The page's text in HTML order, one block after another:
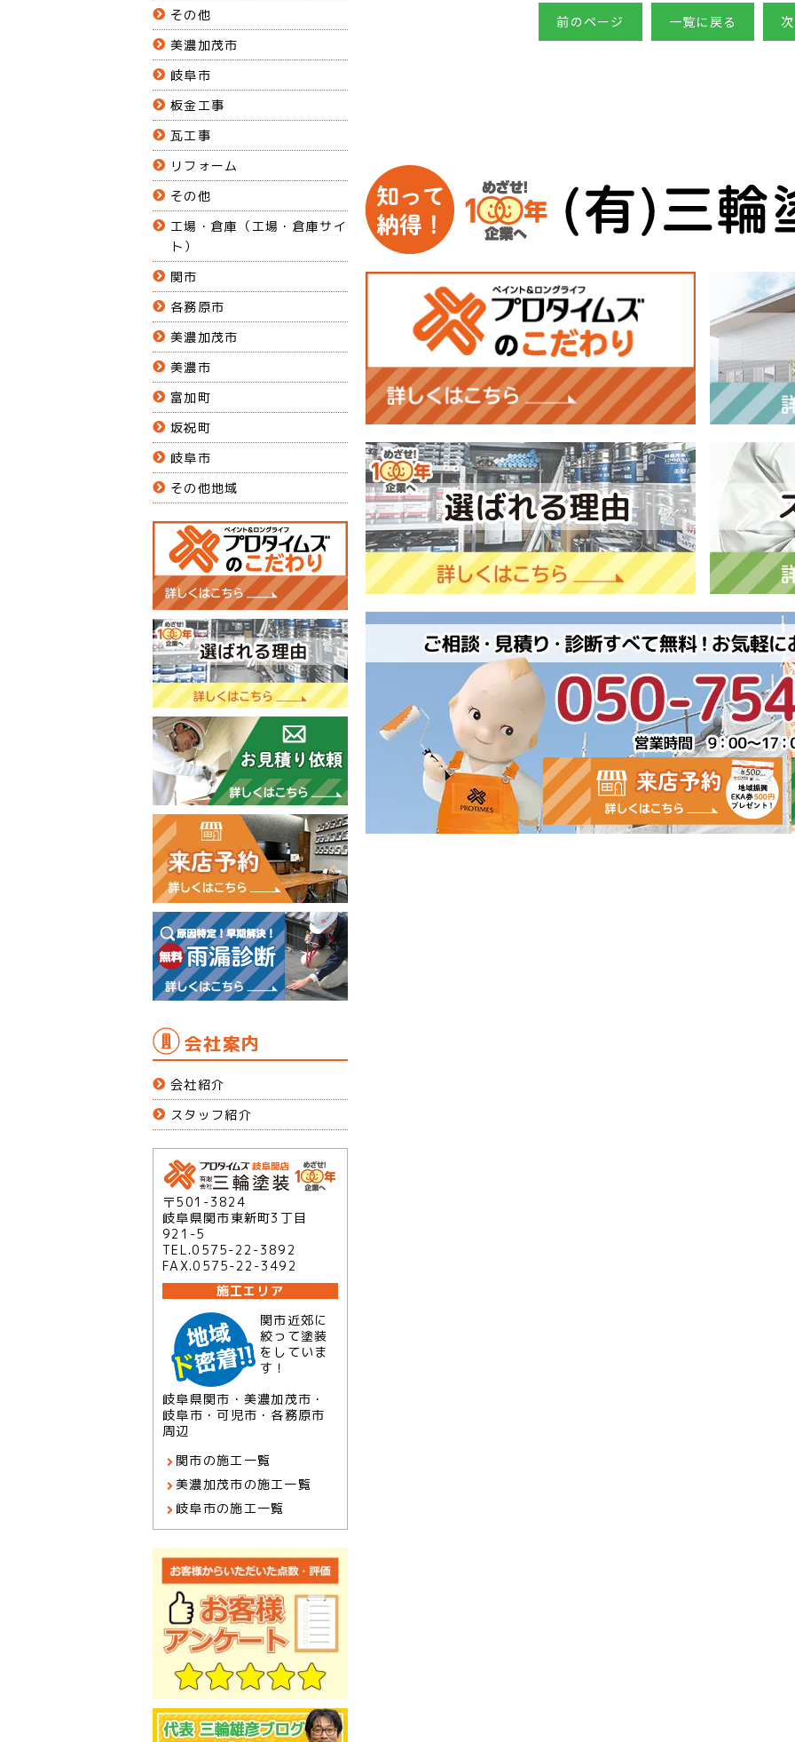
前のページ 一覧に戻る
その他
美濃加茂市
岐阜市
板金工事
瓦工事
リフォーム
その他
工場・倉庫（工場・倉庫サイ
ト）
関市
各務原市
美濃加茂市
美濃市
富加町
坂祝町
岐阜市
その他地域
会社案内
会社紹介
スタッフ紹介
〒501-3824
岐阜県関市東新町3丁目
921-5
TEL.0575-22-3892
FAX.0575-22-3492
施工エリア
関市近郊に
絞って塗装
をしていま
す！
岐阜県関市・美濃加茂市・
岐阜市・可児市・各務原市
周辺
関市の施工一覧
美濃加茂市の施工一覧
岐阜市の施工一覧